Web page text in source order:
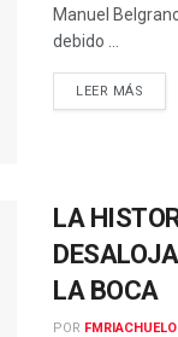
Manuel
debido ...
LEER MÁS
LA
LA BOCA
POR FMRIACHUELO